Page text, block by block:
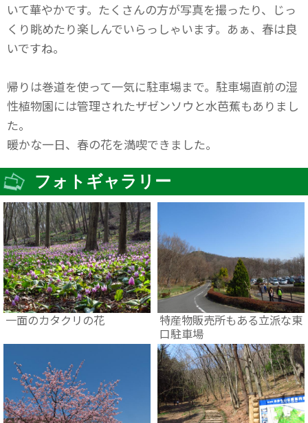
いて華やかです。たくさんの方が写真を撮ったり、じっ
くり眺めたり楽しんでいらっしゃいます。あぁ、春は良
いですね。
帰りは巻道を使って一気に駐車場まで。駐車場直前の湿
性植物園には管理されたザゼンソウと水芭蕉もありまし
た。
暖かな一日、春の花を満喫できました。
フォトギャラリー
一面のカタクリの花
特産物販売所もある立派な東
口駐車場